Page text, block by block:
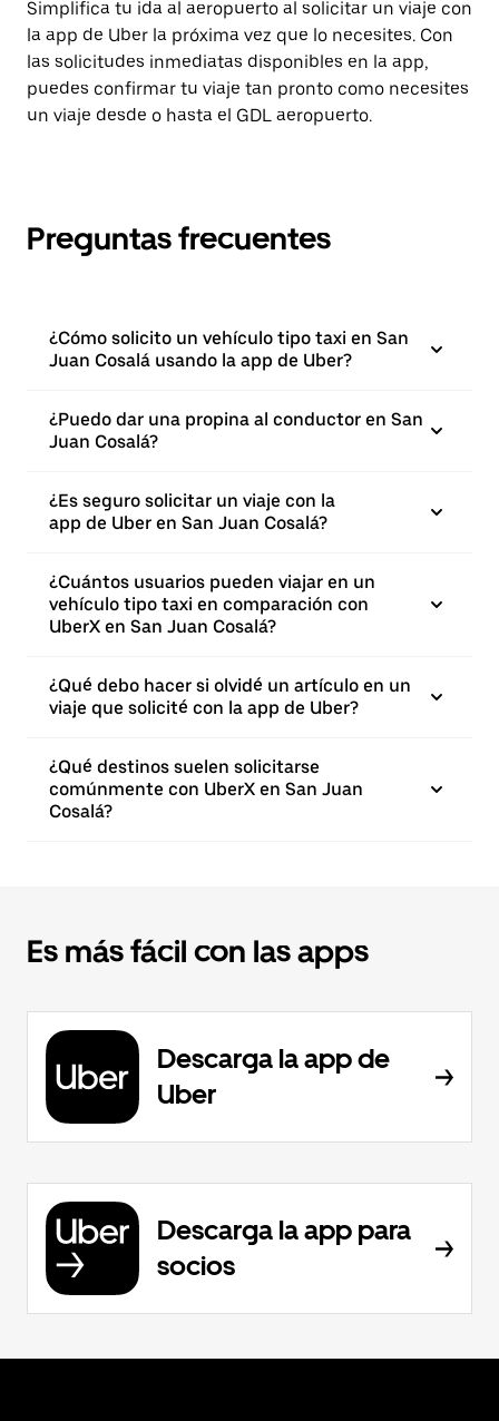
Simplifica tu ida al aeropuerto al solicitar un viaje con
la app de Uber la próxima vez que lo necesites. Con
las solicitudes inmediatas disponibles en la app,
puedes confirmar tu viaje tan pronto como necesites
un viaje desde o hasta el GDL aeropuerto.
Preguntas frecuentes
¿Cómo solicito un vehículo tipo taxi en San
Juan Cosalá usando la app de Uber?
¿Puedo dar una propina al conductor en San
Juan Cosalá?
¿Es seguro solicitar un viaje con la
app de Uber en San Juan Cosalá?
¿Cuántos usuarios pueden viajar en un
vehículo tipo taxi en comparación con
UberX en San Juan Cosalá?
¿Qué debo hacer si olvidé un artículo en un
viaje que solicité con la app de Uber?
¿Qué destinos suelen solicitarse
comúnmente con UberX en San Juan
Cosalá?
Es más fácil con las apps
Descarga la app de
Uber
Descarga la app para
socios